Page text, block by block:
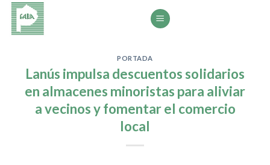
Saltar
contenido
PORTADA
Lanús impulsa descuentos solidarios
en almacenes minoristas para aliviar
a vecinos y fomentar el comercio
local